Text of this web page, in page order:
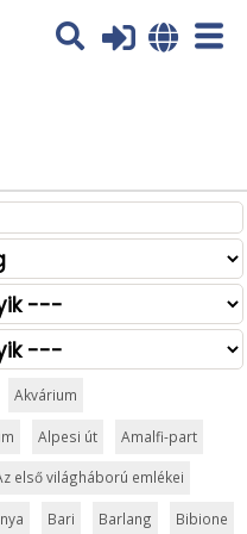
tájékoztatás itt:
Akvárium
Alpesi út Amalfi-part
első világháború emlékei
Bari Barlang Bibione